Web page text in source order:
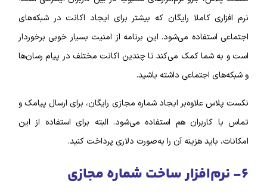
نرم‌ افزاری کاملا رایگان که بیشتر برای ایجاد اکانت در شبکه‌‌های
اجتماعی استفاده می‌شود. این برنامه از امنیت بسیار خوبی برخوردار
است و به شما کمک می‌کند تا چندین اکانت مختلف در پیام رسان‌‌ها
و شبکه‌‌های اجتماعی داشته باشید.
نکست پلاس علاوه‌بر ایجاد شماره مجازی رایگان، برای ارسال پیامک و
تماس با کاربران هم استفاده می‌شود. البته برای استفاده از این
امکانات، باید هزینه آن را به‌صورت دلاری پرداخت کنید.
۶- نرم‌‌افزار ساخت شماره مجازی